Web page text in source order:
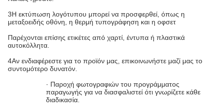
3Η εκτύπωση λογότυπου μπορεί να προσφερθεί, όπως η
μεταξοειδής οθόνη, η θερμή τυπογράφηση και η οφσετ
Παρέχονται επίσης ετικέτες από χαρτί, έντυπα ή πλαστικά
αυτοκόλλητα.
4Αν ενδιαφέρεστε για το προϊόν μας, επικοινωνήστε μαζί μας το
συντομότερο δυνατόν.
· Παροχή φωτογραφιών του προγράμματος
παραγωγής για να διασφαλιστεί ότι γνωρίζετε κάθε
διαδικασία.